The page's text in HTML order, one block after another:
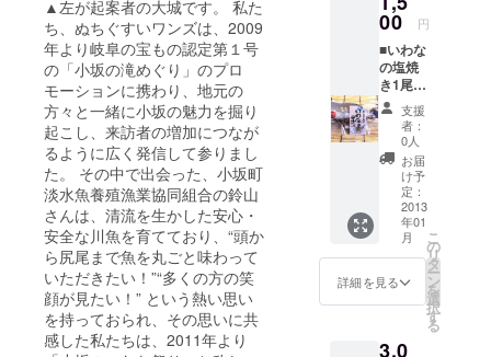
▲左が起案者の大城です。 私た
ち、ぬちぐすいワンズは、2009
年より岐阜の宝もの認定第１号
の「小坂の滝めぐり」のプロ
モーションに携わり、地元の
方々と一緒に小坂の魅力を掘り
起こし、来訪者の増加につなが
るように広く発信して参りまし
た。 その中で出会った、小坂町
淡水魚養殖漁業協同組合の鈴山
さんは、清流を生かした安心・
安全な川魚を育てており、“頭か
ら尻尾まで魚を丸ごと味わって
いただきたい！”“多くの方の笑
顔が見たい！” という熱い思い
を持っておられ、その思いに共
感した私たちは、2011年より
00 円
■いわな
の塩焼
き1尾無
料（当
日お越
しに
なった
方の
み） ■
いわな
骨酒 ※
いわな
提
供・・
・小坂
漁業協
支援
者：
0人
お届
け予
定：
2013
年01
月
詳細を見る
こ
の
リ
タ
ー
ン
を
選
択
す
る
3,0